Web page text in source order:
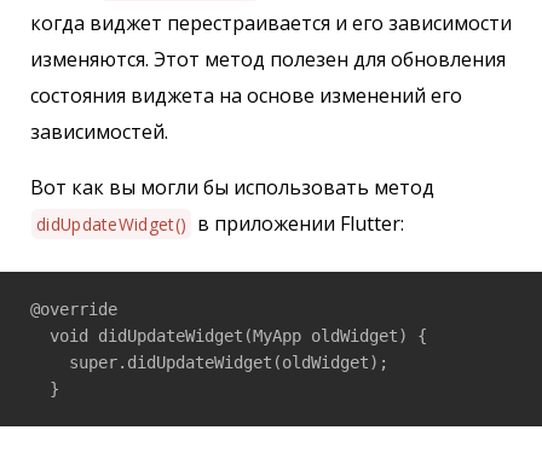
когда виджет перестраивается и его зависимости
изменяются. Этот метод полезен для обновления
состояния виджета на основе изменений его
зависимостей.
Вот как вы могли бы использовать метод
didUpdateWidget() в приложении Flutter:
@override
  void didUpdateWidget(MyApp oldWidget) {
    super.didUpdateWidget(oldWidget);
  }